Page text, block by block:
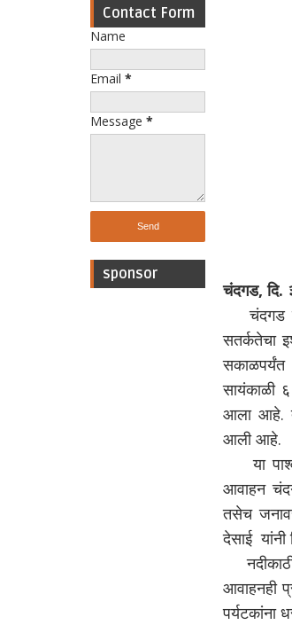
Contact Form
Name
Email *
Message *
sponsor
चंदगड,
चंदगड
सतर्कतेचा
सायंकाळी
आला आहे.
आली आहे.
या
आवाहन
तसेच
देसाई
आवाहनही
पर्यटकांना